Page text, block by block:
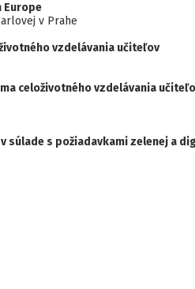
Europe
v Prahe
vzdelávania učiteľov
celoživotného vzdelávania
súlade s požiadavkami zelenej a